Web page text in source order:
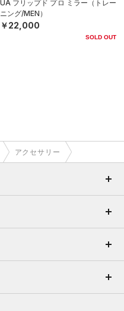
UA フリップド プロ ミラー（トレー
ニング/MEN）
￥22,000
SOLD OUT
アクセサリー